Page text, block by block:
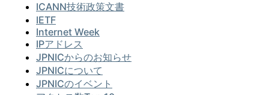
ICANN技術政策文書
IETF
Internet Week
IPアドレス
JPNICからのお知らせ
JPNICについて
JPNICのイベント